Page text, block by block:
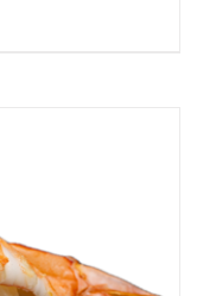
SZCZEGÓŁY